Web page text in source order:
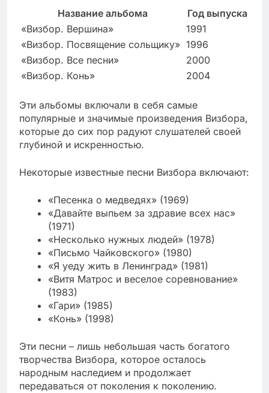
Название альбома
Год выпуска
«Визбор. Вершина»
1991
«Визбор. Посвящение сольщику» 1996
«Визбор. Все песни»
2000
«Визбор. Конь»
2004
Эти альбомы включали в себя самые
популярные и значимые произведения Визбора,
которые до сих пор радуют слушателей своей
глубиной и искренностью.
Некоторые известные песни Визбора включают:
«Песенка о медведях» (1969)
«Давайте выпьем за здравие всех нас»
(1971)
«Несколько нужных людей» (1978)
«Письмо Чайковского» (1980)
«Я уеду жить в Ленинград» (1981)
«Витя Матрос и веселое соревнование»
(1983)
«Гари» (1985)
«Конь» (1998)
Эти песни – лишь небольшая часть богатого
творчества Визбора, которое осталось
народным наследием и продолжает
передаваться от поколения к поколению.